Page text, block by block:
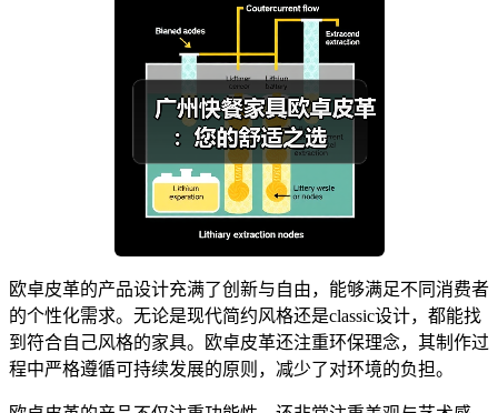
欧卓皮革的产品设计充满了创新与自由，能够满足不同消费者
的个性化需求。无论是现代简约风格还是classic设计，都能找
到符合自己风格的家具。欧卓皮革还注重环保理念，其制作过
程中严格遵循可持续发展的原则，减少了对环境的负担。